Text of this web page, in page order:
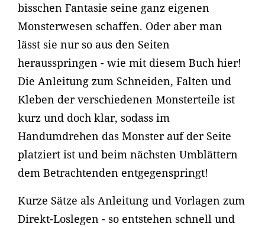
bisschen Fantasie seine ganz eigenen
Monsterwesen schaffen. Oder aber man
lässt sie nur so aus den Seiten
herausspringen - wie mit diesem Buch hier!
Die Anleitung zum Schneiden, Falten und
Kleben der verschiedenen Monsterteile ist
kurz und doch klar, sodass im
Handumdrehen das Monster auf der Seite
platziert ist und beim nächsten Umblättern
dem Betrachtenden entgegenspringt!
Kurze Sätze als Anleitung und Vorlagen zum
Direkt-Loslegen - so entstehen schnell und